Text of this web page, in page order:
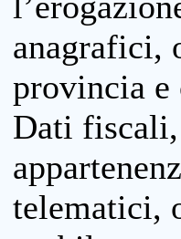
anagrafici,
provincia e
Dati
telematici,